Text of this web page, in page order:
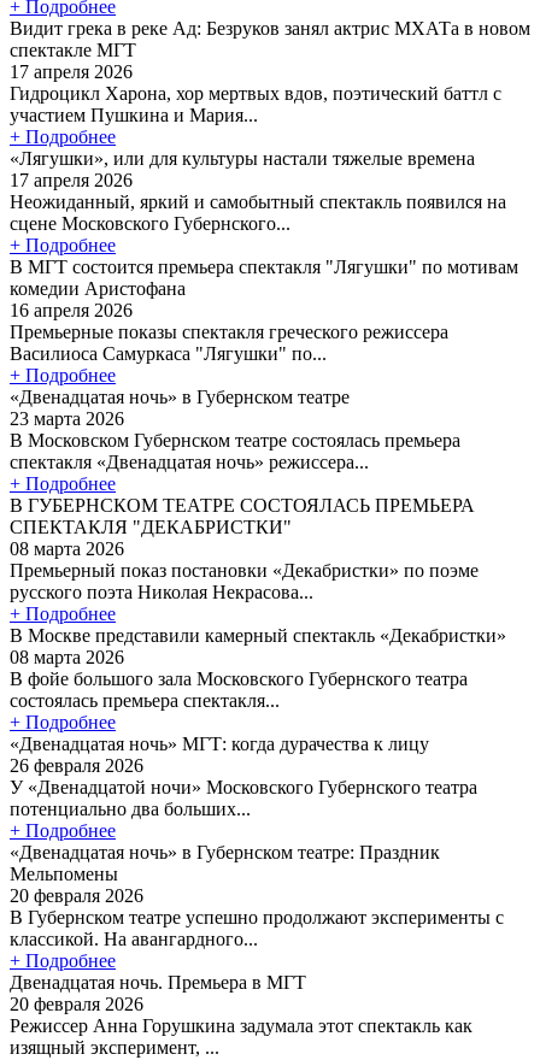
+ Подробнее
Видит грека в реке Ад: Безруков занял актрис МХАТа в новом
спектакле МГТ
17 апреля 2026
Гидроцикл Харона, хор мертвых вдов, поэтический баттл с
участием Пушкина и Мария...
+ Подробнее
«Лягушки», или для культуры настали тяжелые времена
17 апреля 2026
Неожиданный, яркий и самобытный спектакль появился на
сцене Московского Губернского...
+ Подробнее
В МГТ состоится премьера спектакля "Лягушки" по мотивам
комедии Аристофана
16 апреля 2026
Премьерные показы спектакля греческого режиссера
Василиоса Самуркаса "Лягушки" по...
+ Подробнее
«Двенадцатая ночь» в Губернском театре
23 марта 2026
В Московском Губернском театре состоялась премьера
спектакля «Двенадцатая ночь» режиссера...
+ Подробнее
В ГУБЕРНСКОМ ТЕАТРЕ СОСТОЯЛАСЬ ПРЕМЬЕРА
СПЕКТАКЛЯ "ДЕКАБРИСТКИ"
08 марта 2026
Премьерный показ постановки «Декабристки» по поэме
русского поэта Николая Некрасова...
+ Подробнее
В Москве представили камерный спектакль «Декабристки»
08 марта 2026
В фойе большого зала Московского Губернского театра
состоялась премьера спектакля...
+ Подробнее
«Двенадцатая ночь» МГТ: когда дурачества к лицу
26 февраля 2026
У «Двенадцатой ночи» Московского Губернского театра
потенциально два больших...
+ Подробнее
«Двенадцатая ночь» в Губернском театре: Праздник
Мельпомены
20 февраля 2026
В Губернском театре успешно продолжают эксперименты с
классикой. На авангардного...
+ Подробнее
Двенадцатая ночь. Премьера в МГТ
20 февраля 2026
Режиссер Анна Горушкина задумала этот спектакль как
изящный эксперимент, ...